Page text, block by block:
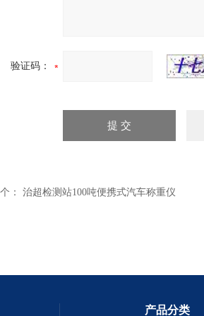
验证码：
： 治超检测站100吨便携式汽车称重仪
产品分类